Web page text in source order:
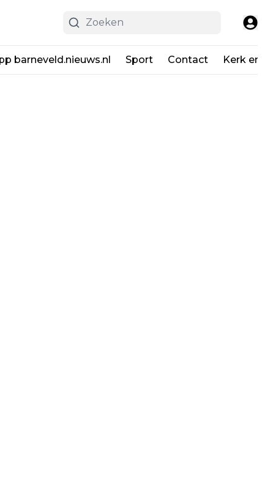
barneveld.nieuws.nl Sport Contact Kerk